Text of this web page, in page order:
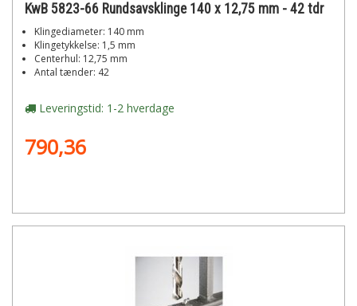
KwB 5823-66 Rundsavsklinge 140 x 12,75 mm - 42 tdr
Klingediameter: 140 mm
Klingetykkelse: 1,5 mm
Centerhul: 12,75 mm
Antal tænder: 42
Leveringstid: 1-2 hverdage
790,36